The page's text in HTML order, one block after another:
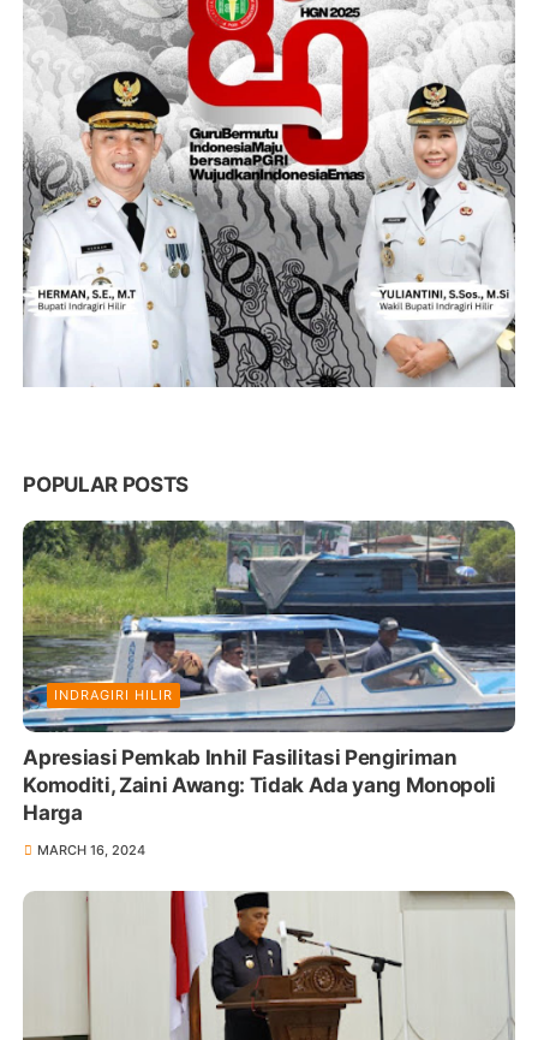
POPULAR POSTS
INDRAGIRI HILIR
Apresiasi Pemkab Inhil Fasilitasi Pengiriman
Komoditi, Zaini Awang: Tidak Ada yang Monopoli
Harga
MARCH 16, 2024